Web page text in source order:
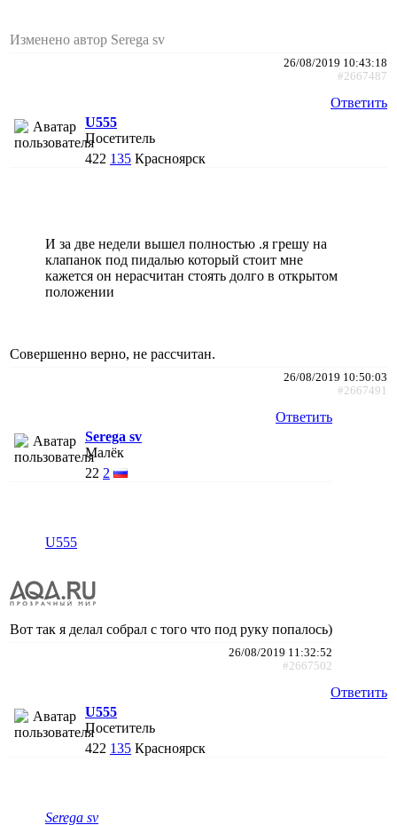
Изменено автор Serega sv
26/08/2019 10:43:18
#2667487
Ответить
U555
Посетитель
422 135 Красноярск
И за две недели вышел полностью .я грешу на
клапанок под пидалью который стоит мне
кажется он нерасчитан стоять долго в открытом
положении
Совершенно верно, не рассчитан.
26/08/2019 10:50:03
#2667491
Ответить
Serega sv
Малёк
22 2
U555
Вот так я делал собрал с того что под руку попалось)
26/08/2019 11:32:52
#2667502
Ответить
U555
Посетитель
422 135 Красноярск
Serega sv